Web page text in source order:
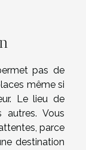
pas de
même si
Le lieu de
Vous
parce
destination